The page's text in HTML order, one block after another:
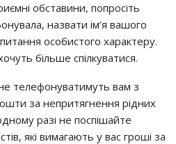
обставини, попросіть
назвати ім’я вашого
особистого характеру.
більше спілкуватися.
телефонуватимуть вам з
за непритягнення рідних
разі не поспішайте
які вимагають у вас гроші за